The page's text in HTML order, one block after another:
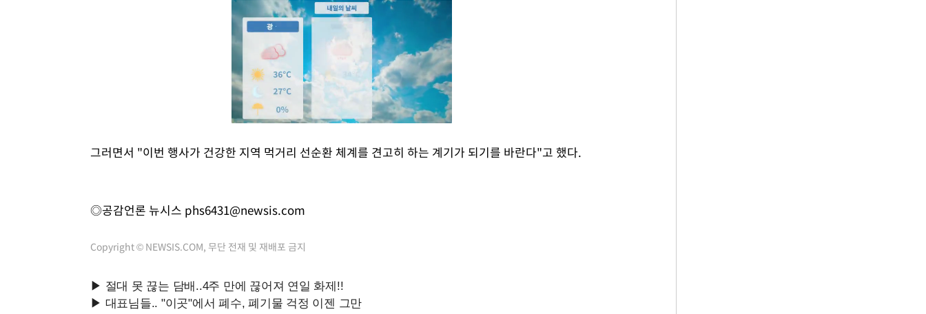
그러면서 "이번 행사가 건강한 지역 먹거리 선순환 체계를 견고히 하는 계기가 되기를 바란다"고 했다.
◎공감언론 뉴시스 phs6431@newsis.com
Copyright © NEWSIS.COM, 무단 전재 및 재배포 금지